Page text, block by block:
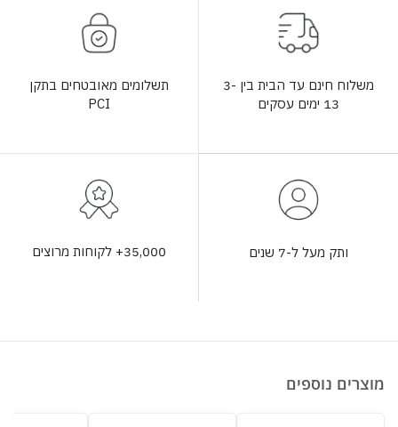
משלוח חינם עד הבית בין 3-
13 ימים עסקים
תשלומים מאובטחים בתקן
PCI
ותק מעל ל-7 שנים 35,000+ לקוחות מרוצים
מוצרים נוספים